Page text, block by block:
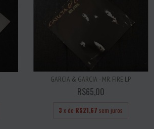
GARCIA & GARCIA - MR. FIRE LP
R$65,00
3 x de R$21,67 sem juros